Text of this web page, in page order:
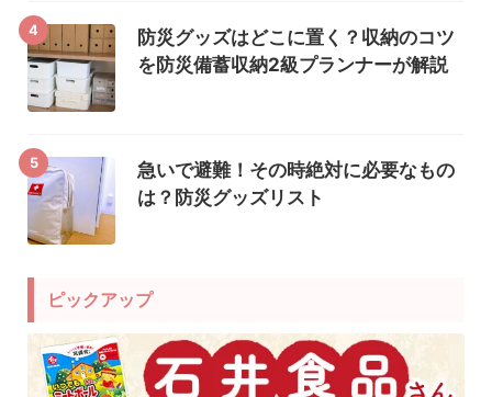
4
防災グッズはどこに置く？収納のコツ
を防災備蓄収納2級プランナーが解説
5
急いで避難！その時絶対に必要なもの
は？防災グッズリスト
ピックアップ